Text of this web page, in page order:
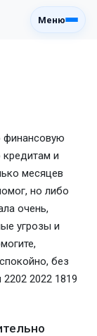
Меню
финансовую
и
месяцев
но либо
очень,
угрозы и
без
2022 1819